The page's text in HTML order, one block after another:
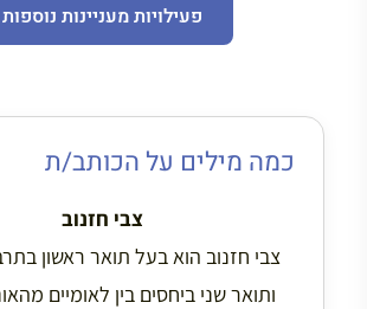
פעילויות מעניינות נוספות
כמה מילים על הכותב/ת
צבי חזנוב
צבי חזנוב הוא בעל תואר ראשון
ותואר שני ביחסים בין לאומיים